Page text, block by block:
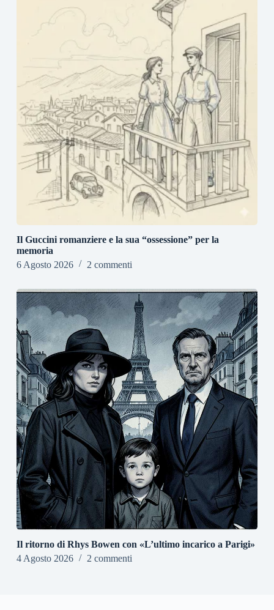
Il Guccini romanziere e la sua “ossessione” per la
memoria
6 Agosto 2026
2 commenti
Il ritorno di Rhys Bowen con «L’ultimo incarico a Parigi»
4 Agosto 2026
2 commenti